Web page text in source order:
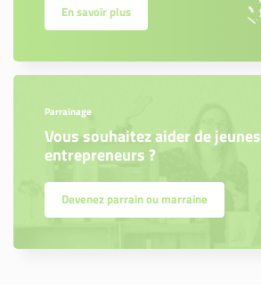
En savoir plus
Parrainage
Vous souhaitez aider de jeunes
entrepreneurs ?
Devenez parrain ou marraine